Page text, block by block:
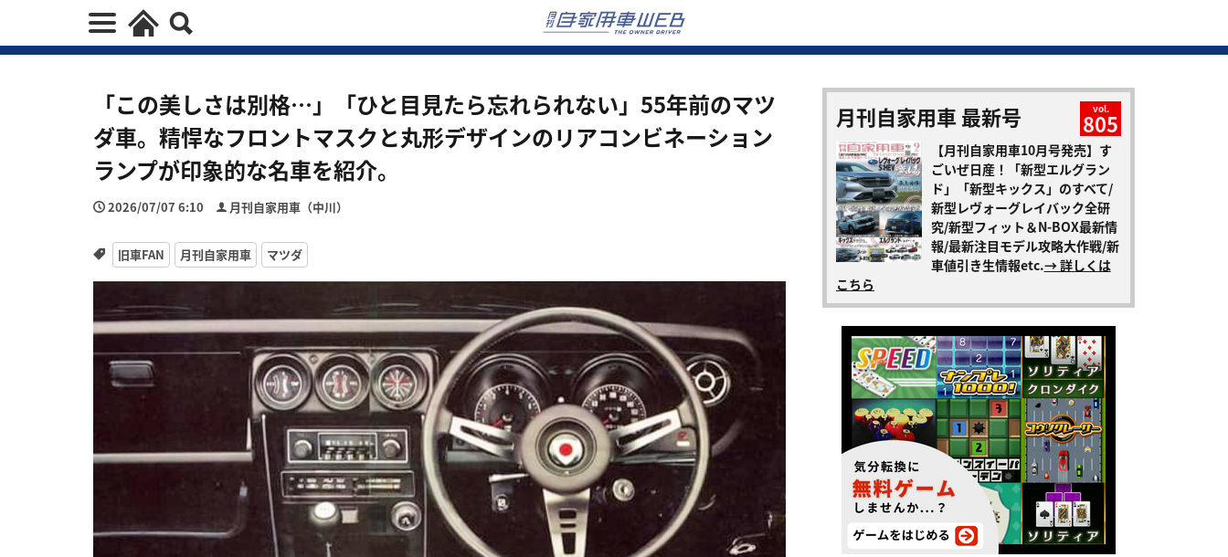
「この美しさは別格…」「ひと目見たら忘れられない」55年前のマツ
ダ車。精悍なフロントマスクと丸形デザインのリアコンビネーション
ランプが印象的な名車を紹介。
2026/07/07 6:10 月刊自家用車（中川）
旧車FAN 月刊自家用車 マツダ
月刊自家用車 最新号 vol.
805
【月刊自家用車10月号発売】す
ごいぜ日産！「新型エルグラン
ド」「新型キックス」のすべて/
新型レヴォーグレイバック全研
究/新型フィット＆N-BOX最新情
報/最新注目モデル攻略大作戦/新
車値引き生情報etc.→ 詳しくは
こちら